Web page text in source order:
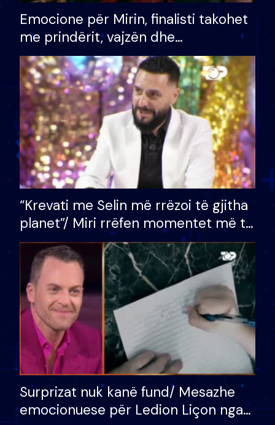
Emocione për Mirin, finalisti takohet
me prindërit, vajzën dhe
bashkëshorten: S’kemi ndonjë letër
divorci apo jo?
“Krevati me Selin më rrëzoi të gjitha
planet”/ Miri rrëfen momentet më të
bukura në shtëpinë e BB VIP: Do më
mungojë zilja e mëngjesit kur…
Surprizat nuk kanë fund/ Mesazhe
emocionuese për Ledion Liçon nga